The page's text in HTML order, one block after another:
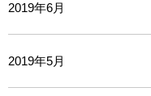
2019年6月
2019年5月